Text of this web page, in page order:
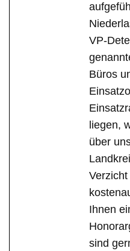
VP-
Büros
liegen,
über
Ihnen
sind